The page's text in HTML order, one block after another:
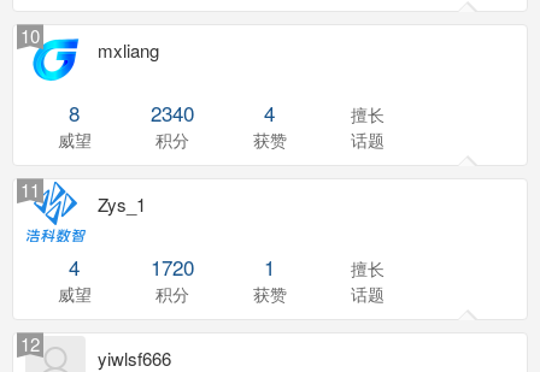
mxliang
10
8
威望
2340
积分
4
获赞
擅长
话题
Zys_1
11
4
威望
1720
积分
1
获赞
擅长
话题
yiwlsf666
12